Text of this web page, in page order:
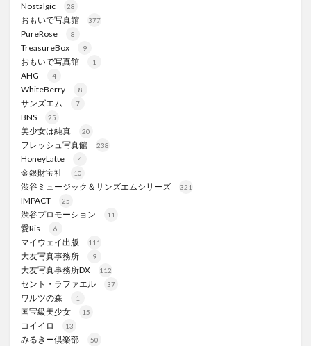
Nostalgic 28
おもいで写真館 377
PureRose 8
TreasureBox 9
おもいで写真館 1
AHG 4
WhiteBerry 8
サンズエム 7
BNS 25
美少女は純真 20
フレッシュ写真館 238
HoneyLatte 4
金銀財宝社 10
渋谷ミュージック＆サンズエムシリーズ 321
IMPACT 25
渋谷プロモーション 11
愛Ris 6
マイウェイ出版 111
大友写真事務所 9
大友写真事務所DX 112
セント・ラファエル 37
ワルツの森 1
国宝級美少女 15
コイイロ 13
みるきー倶楽部 50